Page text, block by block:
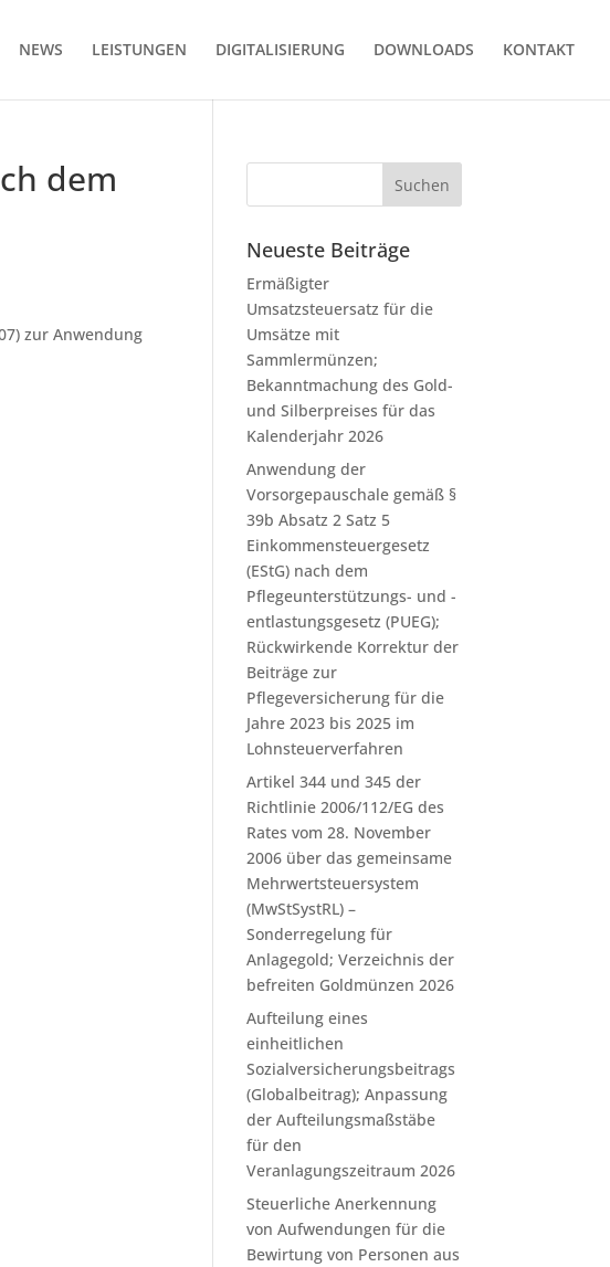
NEWS LEISTUNGEN DIGITALISIERUNG DOWNLOADS KONTAKT
dem
zur Anwendung
Neueste Beiträge
Ermäßigter
Umsatzsteuersatz für die
Umsätze mit
Sammlermünzen;
Bekanntmachung des Gold-
und Silberpreises für das
Kalenderjahr 2026
Anwendung der
Vorsorgepauschale gemäß §
39b Absatz 2 Satz 5
Einkommensteuergesetz
(EStG) nach dem
Pflegeunterstützungs- und -
entlastungsgesetz (PUEG);
Rückwirkende Korrektur der
Beiträge zur
Pflegeversicherung für die
Jahre 2023 bis 2025 im
Lohnsteuerverfahren
Artikel 344 und 345 der
Richtlinie 2006/112/EG des
Rates vom 28. November
2006 über das gemeinsame
Mehrwertsteuersystem
(MwStSystRL) –
Sonderregelung für
Anlagegold; Verzeichnis der
befreiten Goldmünzen 2026
Aufteilung eines
einheitlichen
Sozialversicherungsbeitrags
(Globalbeitrag); Anpassung
der Aufteilungsmaßstäbe
für den
Veranlagungszeitraum 2026
Steuerliche Anerkennung
von Aufwendungen für die
Bewirtung von Personen aus